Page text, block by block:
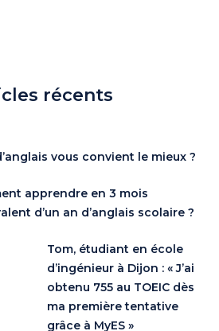
récents
vous convient le mieux ?
apprendre en 3 mois
d’un an d’anglais scolaire ?
Tom, étudiant en école
d’ingénieur à Dijon : « J’ai
obtenu 755 au TOEIC dès
ma première tentative
grâce à MyES »